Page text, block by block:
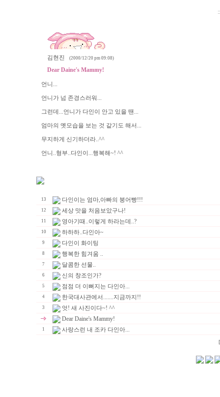
김현진 (2000/12/20 pm 09:08)
Dear Daine's Mammy!
언니...
언니가 넘 존경스러워...
그런데...언니가 다인이 안고 있을 땐...
엄마의 옛모습을 보는 것 같기도 해서...
무지하게 신기하더라..^^
언니..형부..다인이...행복해~! ^^
13 다인이는 엄마,아빠의 붕어빵!!!
12 세상 맛을 처음보았구나!
11 영아기때..이렇게 하라는데..?
10 하하하..다인아~
9 다인이 화이팅
8 행복한 힘겨움 ..
7 달콤한 선물..
6 신의 창조인가?
5 점점 더 이뻐지는 다인아...
4 한국대사관에서.......지금까지!!
3
엇! 새 사진이다~! ^^
Dear Daine's Mammy!
1 사랑스런 내 조카 다인아...